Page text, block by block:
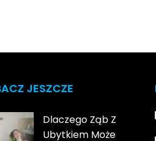
JESZCZE
Dlaczego Ząb Z
Ubytkiem Może